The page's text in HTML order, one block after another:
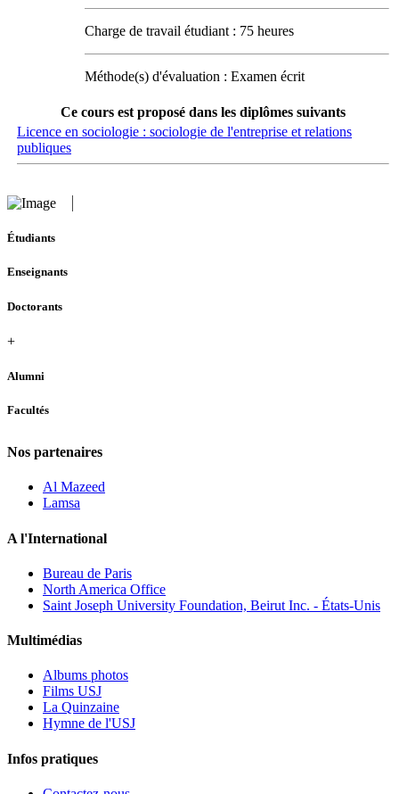
Charge de travail étudiant : 75 heures
Méthode(s) d'évaluation : Examen écrit
Ce cours est proposé dans les diplômes suivants
Licence en sociologie : sociologie de l'entreprise et relations
publiques
Étudiants
Enseignants
Doctorants
+
Alumni
Facultés
Nos partenaires
Al Mazeed
Lamsa
A l'International
Bureau de Paris
North America Office
Saint Joseph University Foundation, Beirut Inc. - États-Unis
Multimédias
Albums photos
Films USJ
La Quinzaine
Hymne de l'USJ
Infos pratiques